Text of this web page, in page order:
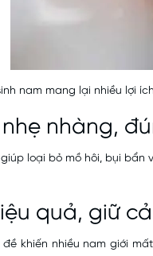
nam mang lại nhiều lợi
nhẹ nhàng,
loại bỏ mồ hôi, bụi
quả, giữ
đề khiến nhiều nam giới